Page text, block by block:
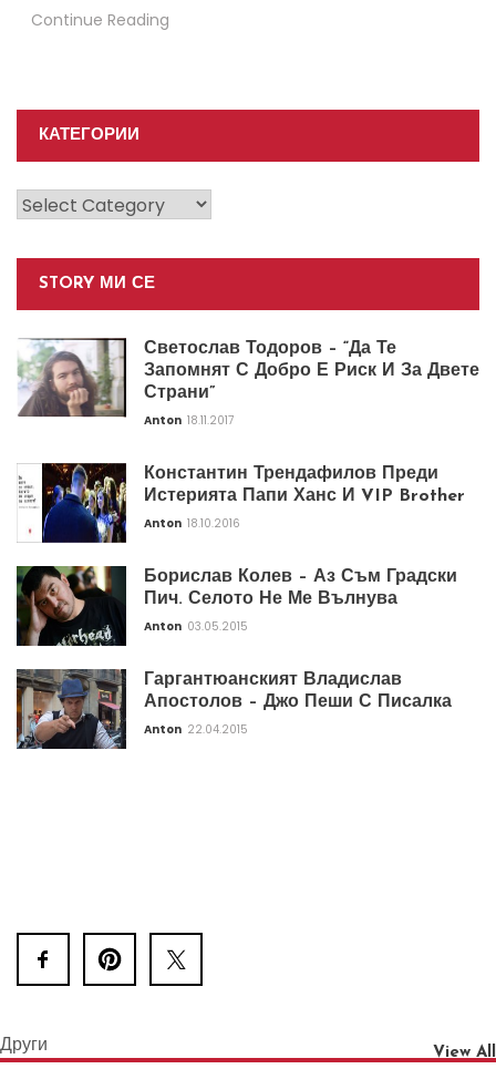
Continue Reading
КАТЕГОРИИ
Категории
STORY МИ СЕ
Светослав Тодоров – “Да Те
Запомнят С Добро Е Риск И За Двете
Страни”
Anton 18.11.2017
Константин Трендафилов Преди
Истерията Папи Ханс И VIP Brother
Anton 18.10.2016
Борислав Колев – Аз Съм Градски
Пич. Селото Не Ме Вълнува
Anton 03.05.2015
Гаргантюанският Владислав
Апостолов – Джо Пеши С Писалка
Anton 22.04.2015
Други View All